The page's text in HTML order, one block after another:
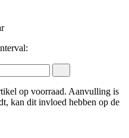
op voorraad. Aanvulling is
kan dit invloed hebben op de